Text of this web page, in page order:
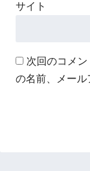
サイト
次回のコメ
の名前、メール